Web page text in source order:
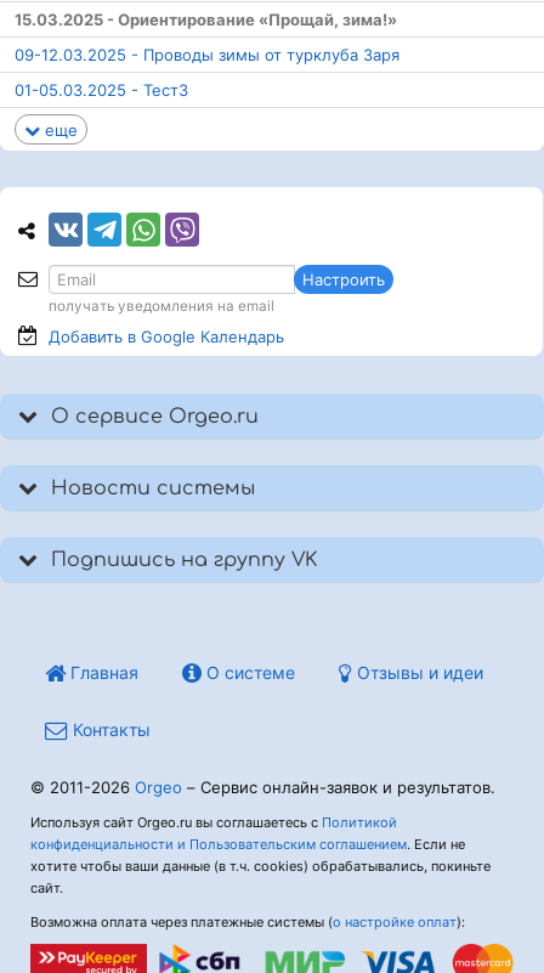
15.03.2025 - Ориентирование «Прощай, зима!»
09-12.03.2025 - Проводы зимы от турклуба Заря
01-05.03.2025 - Тест3
еще
Настроить
получать уведомления на email
Добавить в Google Календарь
О сервисе Orgeo.ru
Новости системы
Подпишись на группу VK
Главная О системе Отзывы и идеи
Контакты
© 2011-2026 Orgeo – Сервис онлайн-заявок и результатов.
Используя сайт Orgeo.ru вы соглашаетесь с Политикой
конфиденциальности и Пользовательским соглашением. Если не
хотите чтобы ваши данные (в т.ч. cookies) обрабатывались, покиньте
сайт.
Возможна оплата через платежные системы (о настройке оплат):